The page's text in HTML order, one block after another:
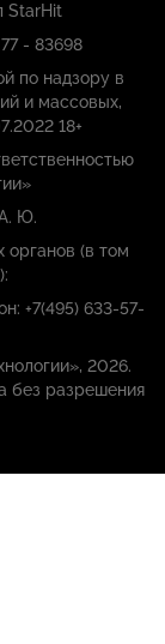
StarHit
- 83698
по надзору в
и массовых,
18+
Ю.
органов (в том
+7(495) 633-57-
2026.
без разрешения